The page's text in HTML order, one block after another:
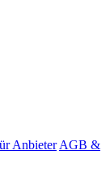
Anbieter AGB &